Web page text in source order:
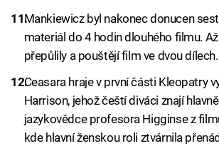
Mankiewicz byl nakonec donucen
materiál do 4 hodin dlouhého filmu.
přepůlily a pouštějí film ve dvou dílech.
Ceasara hraje v první části Kleopatry
Harrison, jehož čeští diváci znají
jazykovědce profesora Higginse z
kde hlavní ženskou roli ztvárnila